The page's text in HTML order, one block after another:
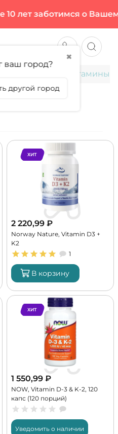
лет заботимся о Вашем
Витамины
ХИТ
2 220,99 ₽
Norway Nature, Vitamin D3 +
K2
1
В корзину
ХИТ
1 550,99 ₽
NOW, Vitamin D-3 & K-2, 120
капс (120 порций)
Уведомить о наличии
✖
ваш город?
другой город